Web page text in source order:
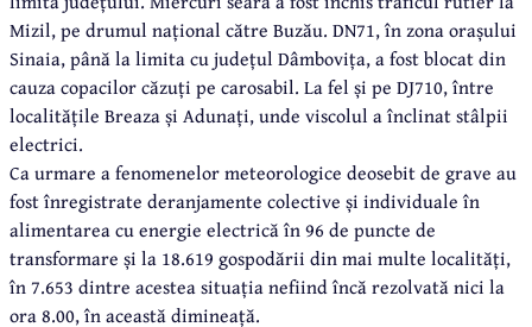
Mizil, pe drumul național către Buzău. DN71, în zona orașului
Sinaia, până la limita cu județul Dâmbovița, a fost blocat din
cauza copacilor căzuți pe carosabil. La fel și pe DJ710, între
localitățile Breaza și Adunați, unde viscolul a înclinat stâlpii
electrici.
Ca urmare a fenomenelor meteorologice deosebit de grave au
fost înregistrate deranjamente colective și individuale în
alimentarea cu energie electrică în 96 de puncte de
transformare și la 18.619 gospodării din mai multe localități,
în 7.653 dintre acestea situația nefiind încă rezolvată nici la
ora 8.00, în această dimineață.